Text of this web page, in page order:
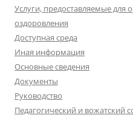
Услуги, предоставляемые для
оздоровления
Доступная среда
Иная информация
Основные сведения
Документы
Руководство
Педагогический и вожатский